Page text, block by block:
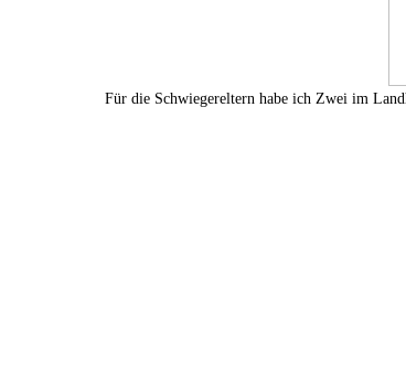
Für die Schwiegereltern habe ich Zwei im